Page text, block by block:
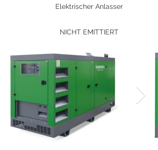
Elektrischer Anlasser
NICHT EMITTIERT